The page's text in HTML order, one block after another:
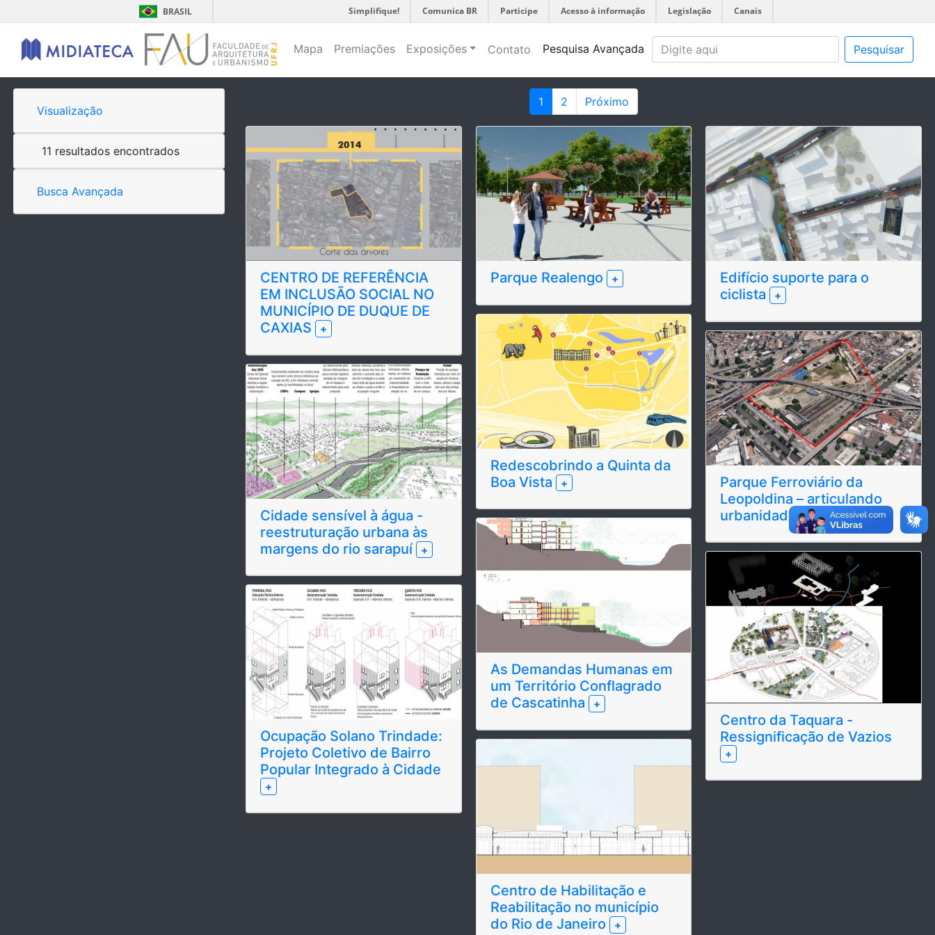
BRASIL Simplifique! Comunica BR Participe Acesso à informação Legislação Canais
Mapa Premiações Exposições Contato Pesquisa Avançada Pesquisar
Visualização
11 resultados encontrados
Busca Avançada
1 2 Próximo
CENTRO DE REFERÊNCIA
EM INCLUSÃO SOCIAL NO
MUNICÍPIO DE DUQUE DE
CAXIAS
+
Cidade sensível à água -
reestruturação urbana às
margens do rio sarapuí
+
Ocupação Solano Trindade:
Projeto Coletivo de Bairro
Popular Integrado à Cidade
+
Parque Realengo +
Redescobrindo a Quinta da
Boa Vista
+
As Demandas Humanas em
um Território Conflagrado
de Cascatinha
+
Centro de Habilitação e
Reabilitação no município
do Rio de Janeiro
+
Edifício suporte para o
ciclista +
Parque Ferroviário da
Leopoldina – articulando
urbanidades +
Centro da Taquara -
Ressignificação de Vazios
+